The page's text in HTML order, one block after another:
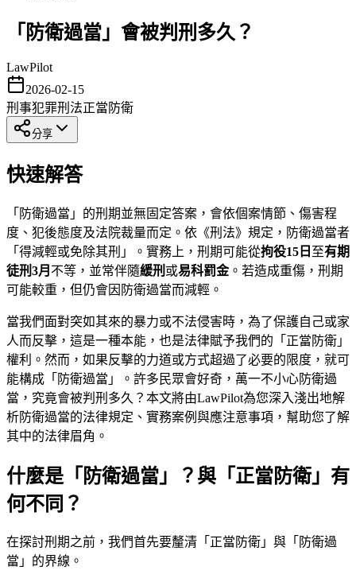
「防衛過當」會被判刑多久？
LawPilot
2026-02-15
刑事犯罪刑法正當防衛
分享
快速解答
「防衛過當」的刑期並無固定答案，會依個案情節、傷害程
度、犯後態度及法院裁量而定。依《刑法》規定，防衛過當者
「得減輕或免除其刑」。實務上，刑期可能從拘役15日 至有期
徒刑3月 不等，並常伴隨緩刑 或易科罰金。若造成重傷，刑期
可能較重，但仍會因防衛過當而減輕。
當我們面對突如其來的暴力或不法侵害時，為了保護自己或家
人而反擊，這是一種本能，也是法律賦予我們的「正當防衛」
權利。然而，如果反擊的力道或方式超過了必要的限度，就可
能構成「防衛過當」。許多民眾會好奇，萬一不小心防衛過
當，究竟會被判刑多久？本文將由LawPilot為您深入淺出地解
析防衛過當的法律規定、實務案例與應注意事項，幫助您了解
其中的法律眉角。
什麼是「防衛過當」？與「正當防衛」有
何不同？
在探討刑期之前，我們首先要釐清「正當防衛」與「防衛過
當」的界線。